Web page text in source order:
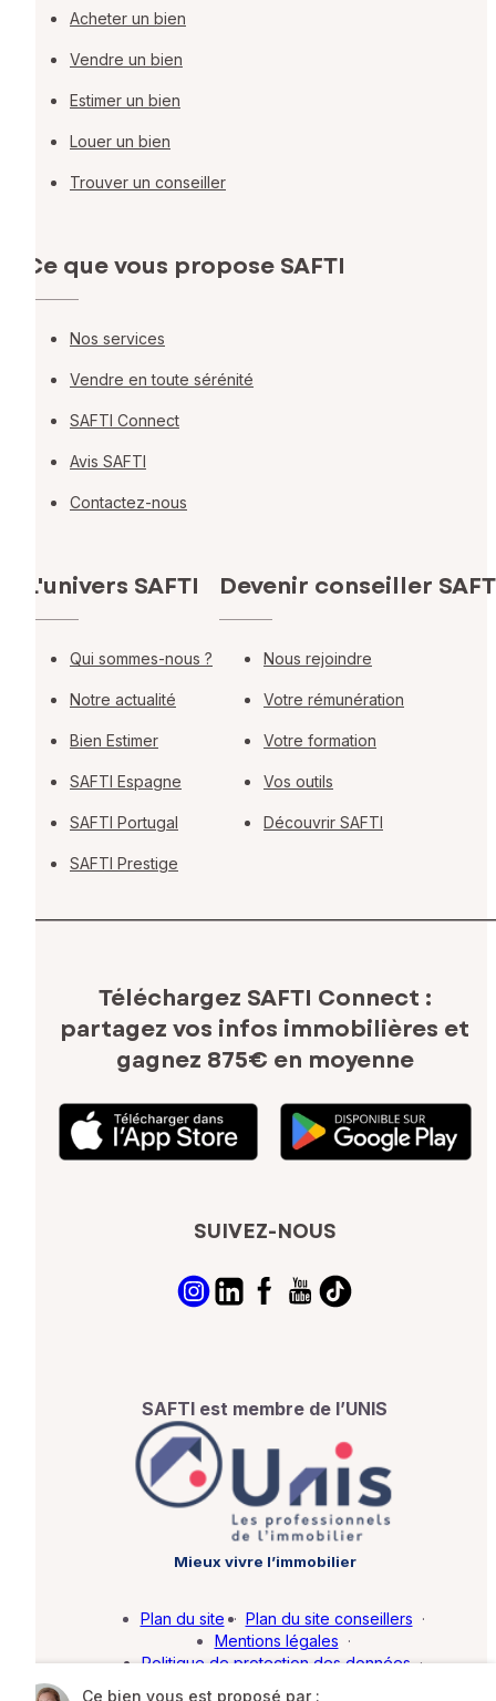
Ce bien vous est proposé par :
Acheter un bien
Vendre un bien
Estimer un bien
Louer un bien
Trouver un conseiller
Ce que vous propose SAFTI
Nos services
Vendre en toute sérénité
SAFTI Connect
Avis SAFTI
Contactez-nous
L'univers SAFTI
Qui sommes-nous ?
Notre actualité
Bien Estimer
SAFTI Espagne
SAFTI Portugal
SAFTI Prestige
Devenir conseiller
Nous rejoindre
Votre rémunération
Votre formation
Vos outils
Découvrir SAFTI
Téléchargez SAFTI Connect :
partagez vos infos immobilières et
gagnez 875€ en moyenne
SUIVEZ-NOUS
SAFTI est membre de l’UNIS
Mieux vivre l’immobilier
Plan du site · Plan du site conseillers ·
Mentions légales ·
Politique de protection des données ·